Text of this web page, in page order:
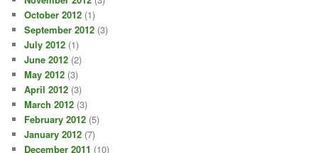
October 2012 (1)
September 2012 (3)
July 2012 (1)
June 2012 (2)
May 2012 (3)
April 2012 (3)
March 2012 (3)
February 2012 (5)
January 2012 (7)
December 2011 (10)